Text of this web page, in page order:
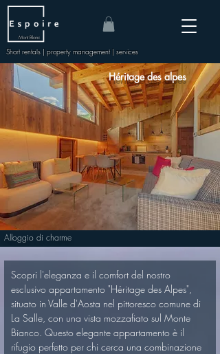
Short rentals | property management | services
Mont Blanc
Héritage des alpes
Alloggio di charme
Scopri l'eleganza e il comfort del nostro
esclusivo appartamento "Héritage des Alpes",
situato in Valle d'Aosta nel pittoresco comune di
La Salle, con una vista mozzafiato sul Monte
Bianco. Questo elegante appartamento è il
rifugio perfetto per chi cerca una combinazione